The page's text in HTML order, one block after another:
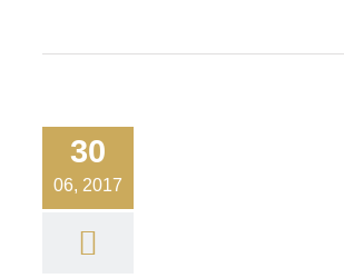
30
06, 2017